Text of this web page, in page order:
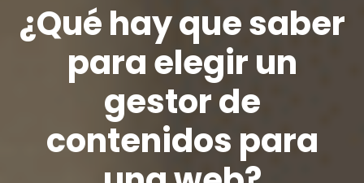
¿Qué hay que saber
para elegir un
gestor de
contenidos para